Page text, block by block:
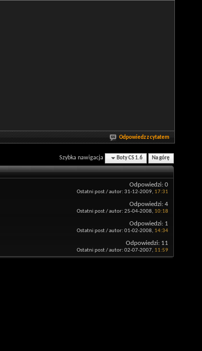
Odpowiedz z cytatem
Szybka nawigacja Boty CS 1.6 Na górę
Odpowiedzi: 0
Ostatni post / autor: 31-12-2009, 17:31
Odpowiedzi: 4
Ostatni post / autor: 25-04-2008, 10:18
Odpowiedzi: 1
Ostatni post / autor: 01-02-2008, 14:34
Odpowiedzi: 11
Ostatni post / autor: 02-07-2007, 11:59